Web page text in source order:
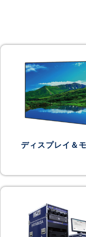
ディスプレイ＆